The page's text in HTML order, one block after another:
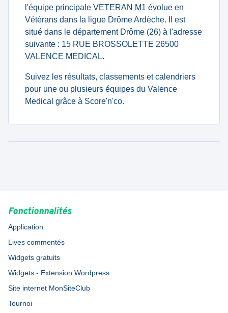
l'équipe principale VETERAN M1 évolue en
Vétérans dans la ligue Drôme Ardèche. Il est
situé dans le département Drôme (26) à l'adresse
suivante : 15 RUE BROSSOLETTE 26500
VALENCE MEDICAL.
Suivez les résultats, classements et calendriers
pour une ou plusieurs équipes du Valence
Medical grâce à Score'n'co.
Fonctionnalités
Application
Lives commentés
Widgets gratuits
Widgets - Extension Wordpress
Site internet MonSiteClub
Tournoi